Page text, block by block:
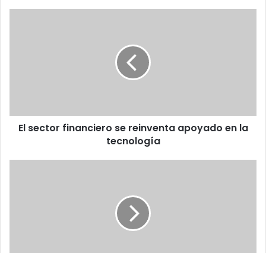
tecnología
El sector financiero se reinventa apoyado en la
tecnología